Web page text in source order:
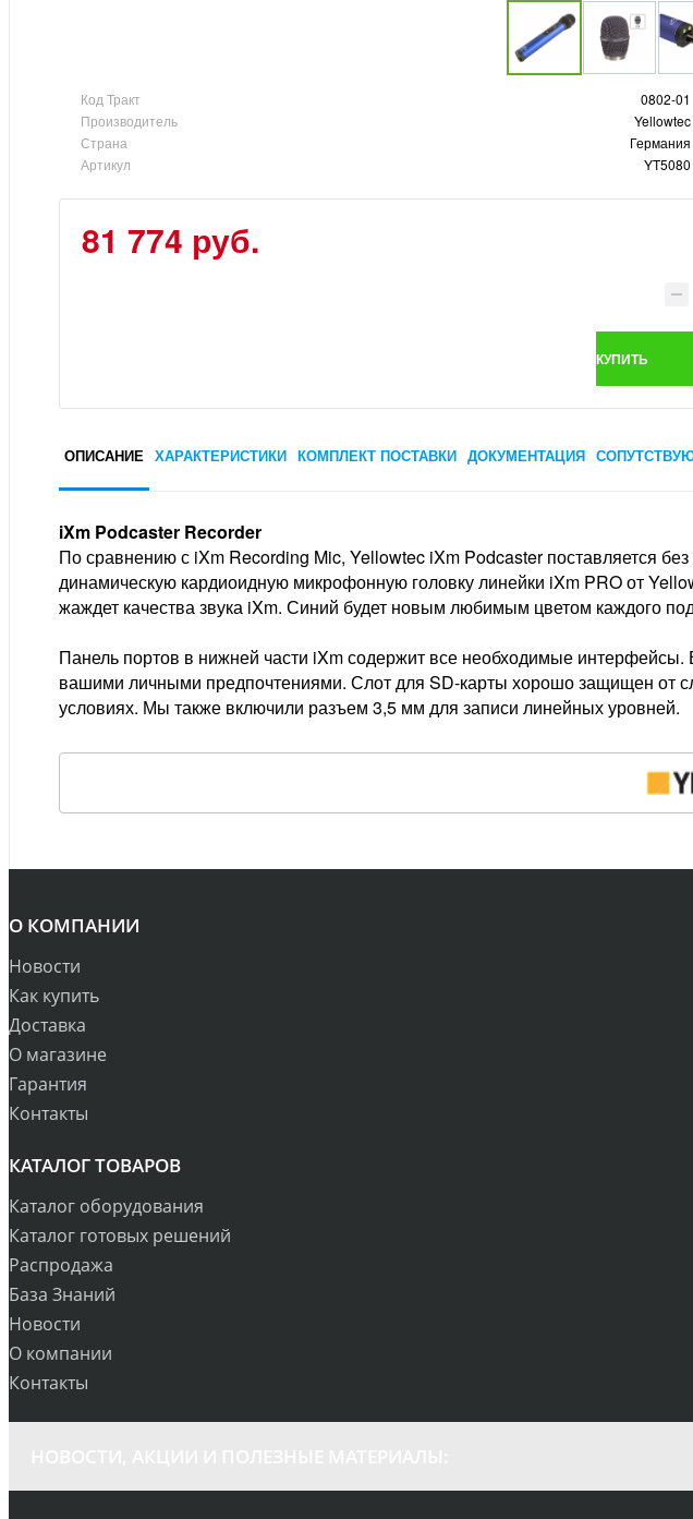
Код Тракт
0802-01
Производитель
Yellowtec
Страна
Германия
Артикул
YT5080
81 774 руб.
КУПИТЬ
ОПИСАНИЕ ХАРАКТЕРИСТИКИ КОМПЛЕКТ ПОСТАВКИ ДОКУМЕНТАЦИЯ
iXm Podcaster Recorder
По сравнению с iXm Recording Mic, Yellowtec iXm Podcaster поставляется
динамическую кардиоидную микрофонную головку линейки iXm PRO от
жаждет качества звука iXm. Синий будет новым любимым цветом каждого
Панель портов в нижней части iXm содержит все необходимые интерфейсы.
вашими личными предпочтениями. Слот для SD-карты хорошо защищен от
условиях. Мы также включили разъем 3,5 мм для записи линейных уровней.
О КОМПАНИИ
Новости
Как купить
Доставка
О магазине
Гарантия
Контакты
КАТАЛОГ ТОВАРОВ
Каталог оборудования
Каталог готовых решений
Распродажа
База Знаний
Новости
О компании
Контакты